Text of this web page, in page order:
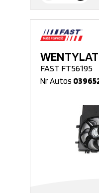
FAST FT56195
Nr Autos